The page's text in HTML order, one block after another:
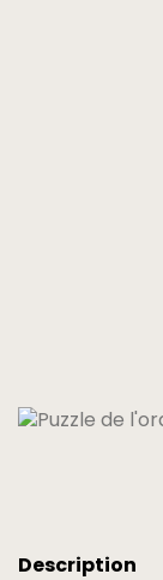
Description